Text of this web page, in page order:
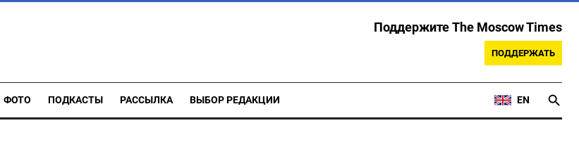
Поддержите The Moscow Times
ПОДДЕРЖАТЬ
ФОТО ПОДКАСТЫ РАССЫЛКА ВЫБОР РЕДАКЦИИ EN